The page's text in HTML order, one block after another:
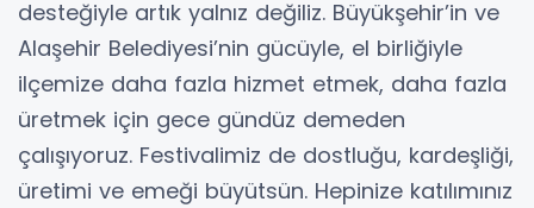
desteğiyle artık yalnız değiliz. Büyükşehir’in ve
Alaşehir Belediyesi’nin gücüyle, el birliğiyle
ilçemize daha fazla hizmet etmek, daha fazla
üretmek için gece gündüz demeden
çalışıyoruz. Festivalimiz de dostluğu, kardeşliği,
üretimi ve emeği büyütsün. Hepinize katılımınız